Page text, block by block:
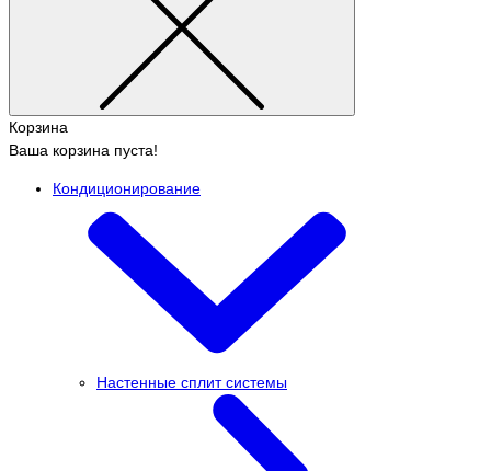
Корзина
Ваша корзина пуста!
Кондиционирование
Настенные сплит системы